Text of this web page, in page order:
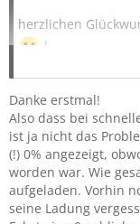
herzlichen
!
Deine Reichweite
letzten
elektrisch. Die im
elektrische
elektrischen
bewegst, stehen
Reichweite. Der
auch elektrisch,
Danke erstmal!
Also dass bei
ist ja nicht das
(!) 0% angezeigt,
worden war. Wie
aufgeladen. Vorhin
seine Ladung